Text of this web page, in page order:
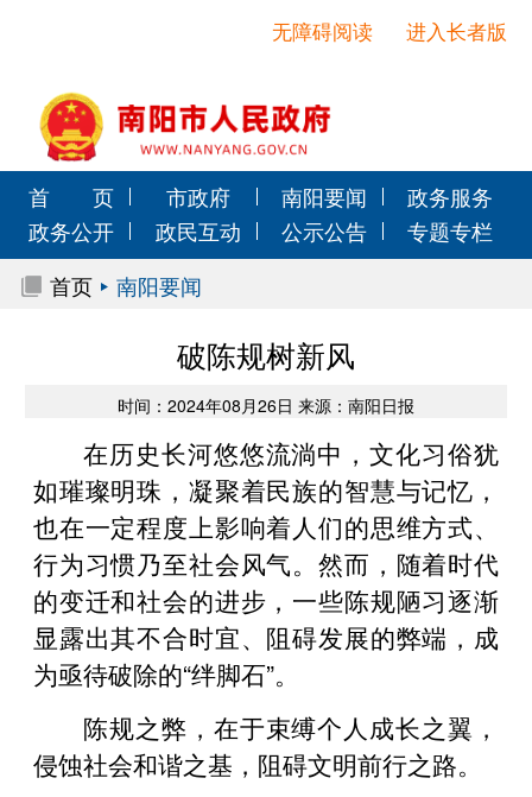
进入长者版
无障碍阅读
首 页 市政府 南阳要闻
政务服务
政务公开
政民互动 公示公告
专题专栏
首页
南阳要闻
破陈规树新风
时间：2024年08月26日 来源：南阳日报
在历史长河悠悠流淌中，文化习俗犹
如璀璨明珠，凝聚着民族的智慧与记忆，
也在一定程度上影响着人们的思维方式、
行为习惯乃至社会风气。然而，随着时代
的变迁和社会的进步，一些陈规陋习逐渐
显露出其不合时宜、阻碍发展的弊端，成
为亟待破除的“绊脚石”。
陈规之弊，在于束缚个人成长之翼，
侵蚀社会和谐之基，阻碍文明前行之路。